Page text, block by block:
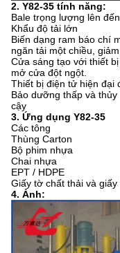
2. Y82-35 tính năng:
Bale trọng lượng lên
Khẩu độ tải lớn
Biến dạng ram báo chí
ngăn tải một chiều,
Cửa sáng tạo với thiết
mở cửa đột ngột.
Thiết bị điện tử hiện đại
Bảo dưỡng thấp và
cậy
3. Ứng dụng Y82-35
Các tông
Thùng Carton
Bộ phim nhựa
Chai nhựa
EPT / HDPE
Giấy tờ chất thải và giấy
4. Ảnh: